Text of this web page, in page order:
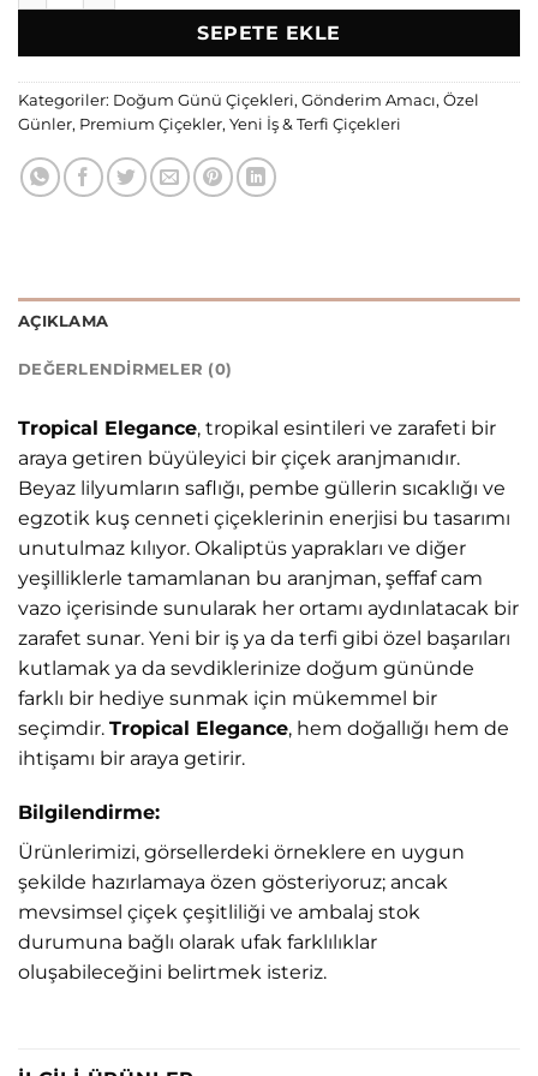
₺8.250,00.
SEPETE EKLE
Kategoriler: Doğum Günü Çiçekleri, Gönderim Amacı, Özel
Günler, Premium Çiçekler, Yeni İş & Terfi Çiçekleri
AÇIKLAMA
DEĞERLENDIRMELER (0)
Tropical Elegance, tropikal esintileri ve zarafeti bir
araya getiren büyüleyici bir çiçek aranjmanıdır.
Beyaz lilyumların saflığı, pembe güllerin sıcaklığı ve
egzotik kuş cenneti çiçeklerinin enerjisi bu tasarımı
unutulmaz kılıyor. Okaliptüs yaprakları ve diğer
yeşilliklerle tamamlanan bu aranjman, şeffaf cam
vazo içerisinde sunularak her ortamı aydınlatacak bir
zarafet sunar. Yeni bir iş ya da terfi gibi özel başarıları
kutlamak ya da sevdiklerinize doğum gününde
farklı bir hediye sunmak için mükemmel bir
seçimdir. Tropical Elegance, hem doğallığı hem de
ihtişamı bir araya getirir.
Bilgilendirme:
Ürünlerimizi, görsellerdeki örneklere en uygun
şekilde hazırlamaya özen gösteriyoruz; ancak
mevsimsel çiçek çeşitliliği ve ambalaj stok
durumuna bağlı olarak ufak farklılıklar
oluşabileceğini belirtmek isteriz.